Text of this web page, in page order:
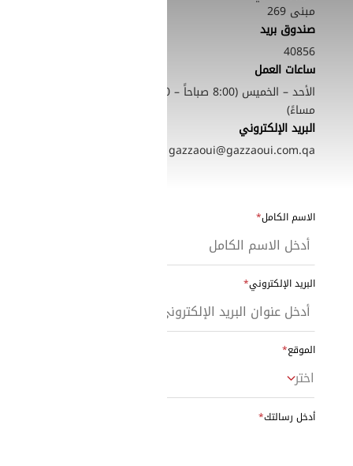
مبنى 269
صندوق بريد
40856
ساعات العمل
الأحد – الخميس (8:00 صباحاً – 5:00
مساءً)
البريد الإلكتروني
gazzaoui@gazzaoui.com.qa
الاسم الكامل
البريد الإلكتروني
الموقع
اختر
أدخل رسالتك